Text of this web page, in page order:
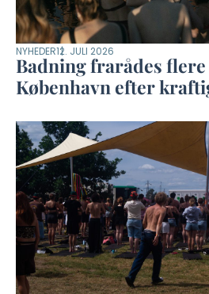
NYHEDER12. JULI 2026
Badning frarådes
København efter